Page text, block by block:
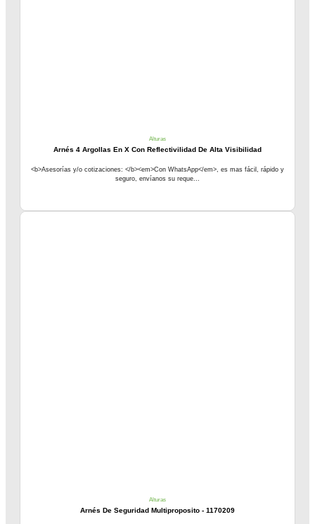
Alturas
Arnés 4 Argollas En X Con Reflectivilidad De Alta Visibilidad
<b>Asesorías y/o cotizaciones: </b><em>Con WhatsApp</em>, es mas fácil, rápido y
seguro, envíanos su reque...
Alturas
Arnés De Seguridad Multiproposito - 1170209